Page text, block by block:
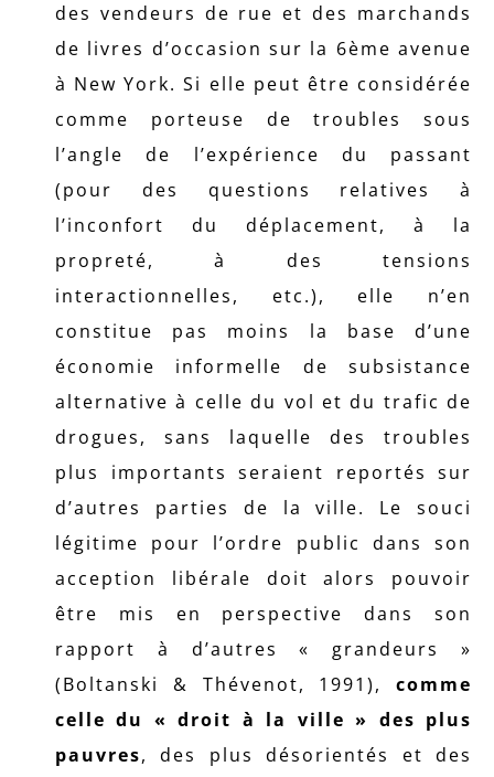
des vendeurs de rue et des marchands
de livres d’occasion sur la 6ème avenue
à New York. Si elle peut être considérée
comme porteuse de troubles sous
l’angle de l’expérience du passant
(pour des questions relatives à
l’inconfort du déplacement, à la
propreté, à des tensions
interactionnelles, etc.), elle n’en
constitue pas moins la base d’une
économie informelle de subsistance
alternative à celle du vol et du trafic de
drogues, sans laquelle des troubles
plus importants seraient reportés sur
d’autres parties de la ville. Le souci
légitime pour l’ordre public dans son
acception libérale doit alors pouvoir
être mis en perspective dans son
rapport à d’autres « grandeurs »
(Boltanski & Thévenot, 1991), comme
celle du « droit à la ville » des plus
pauvres, des plus désorientés et des